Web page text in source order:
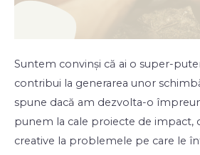
Suntem convinși că ai o super-
contribui la generarea unor
spune dacă am dezvolta-o
punem la cale proiecte de impact,
creative la problemele pe care le